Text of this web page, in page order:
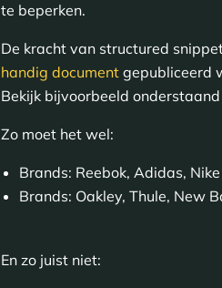
te beperken.
De kracht van structured
handig documentgepubliceerd
Bekijk bijvoorbeeld
Zo moet het wel:
Brands: Reebok, Adidas, Nike
Brands: Oakley, Thule, New
En zo juist niet: